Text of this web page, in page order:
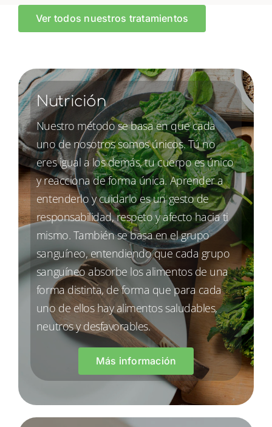
Ver todos nuestros tratamientos
Nutrición
Nuestro método se basa en que cada
uno de nosotros somos únicos. Tú no
eres igual a los demás, tu cuerpo es único
y reacciona de forma única. Aprender a
entenderlo y cuidarlo es un gesto de
responsabilidad, respeto y afecto hacia ti
mismo. También se basa en el grupo
sanguíneo, entendiendo que cada grupo
sanguíneo absorbe los alimentos de una
forma distinta, de forma que para cada
uno de ellos hay alimentos saludables,
neutros y desfavorables.
Más información